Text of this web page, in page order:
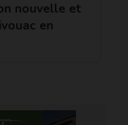
nouvelle et
en